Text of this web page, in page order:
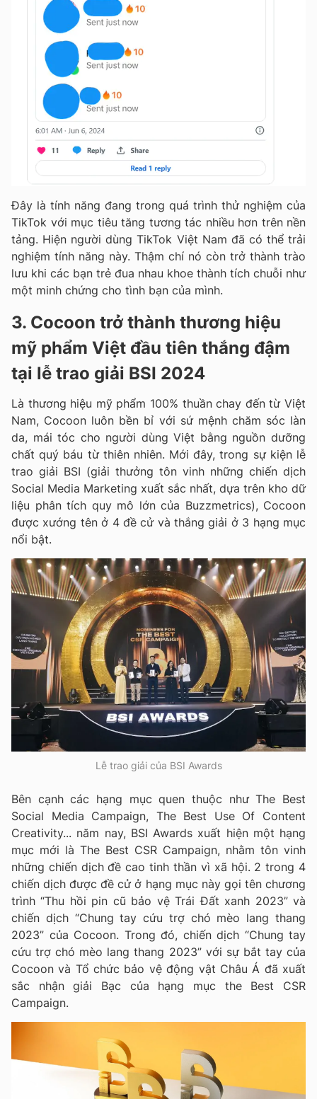
Đây là tính năng đang trong quá trình thử nghiệm của
TikTok với mục tiêu tăng tương tác nhiều hơn trên nền
tảng. Hiện người dùng TikTok Việt Nam đã có thể trải
nghiệm tính năng này. Thậm chí nó còn trở thành trào
lưu khi các bạn trẻ đua nhau khoe thành tích chuỗi như
một minh chứng cho tình bạn của mình.
3. Cocoon trở thành thương hiệu
mỹ phẩm Việt đầu tiên thắng đậm
tại lễ trao giải BSI 2024
Là thương hiệu mỹ phẩm 100% thuần chay đến từ Việt
Nam, Cocoon luôn bền bỉ với sứ mệnh chăm sóc làn
da, mái tóc cho người dùng Việt bằng nguồn dưỡng
chất quý báu từ thiên nhiên. Mới đây, trong sự kiện lễ
trao giải BSI (giải thưởng tôn vinh những chiến dịch
Social Media Marketing xuất sắc nhất, dựa trên kho dữ
liệu phân tích quy mô lớn của Buzzmetrics), Cocoon
được xướng tên ở 4 đề cử và thắng giải ở 3 hạng mục
nổi bật.
Lễ trao giải của BSI Awards
Bên cạnh các hạng mục quen thuộc như The Best
Social Media Campaign, The Best Use Of Content
Creativity... năm nay, BSI Awards xuất hiện một hạng
mục mới là The Best CSR Campaign, nhằm tôn vinh
những chiến dịch đề cao tinh thần vì xã hội. 2 trong 4
chiến dịch được đề cử ở hạng mục này gọi tên chương
trình “Thu hồi pin cũ bảo vệ Trái Đất xanh 2023” và
chiến dịch “Chung tay cứu trợ chó mèo lang thang
2023” của Cocoon. Trong đó, chiến dịch “Chung tay
cứu trợ chó mèo lang thang 2023” với sự bắt tay của
Cocoon và Tổ chức bảo vệ động vật Châu Á đã xuất
sắc nhận giải Bạc của hạng mục the Best CSR
Campaign.